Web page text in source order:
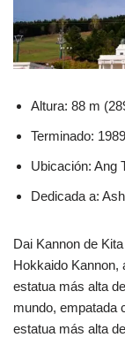
Altura: 88 m
Terminado: 1989
Ubicación: Ang
Dedicada a:
Dai Kannon de
Hokkaido Kannon,
estatua más alta
mundo, empatada
estatua más alta